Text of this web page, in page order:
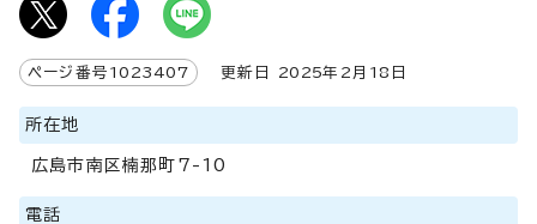
ページ番号 1023407 更新日 2025年2月 18 日
所在地
広島市南区楠那町7-10
電話